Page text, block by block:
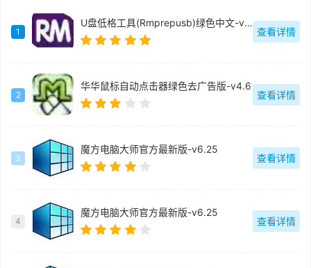
1
U盘低格工具(Rmprepusb)绿色中文-v2.1.744
查看详情
2
华华鼠标自动点击器绿色去广告版-v4.6
查看详情
3
魔方电脑大师官方最新版-v6.25
查看详情
4
魔方电脑大师官方最新版-v6.25
查看详情